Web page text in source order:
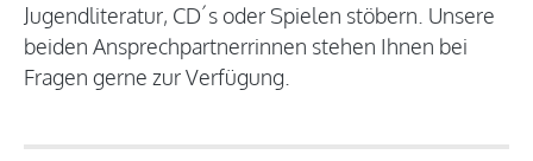
Jugendliteratur, CD´s oder Spielen stöbern. Unsere
beiden Ansprechpartnerrinnen stehen Ihnen bei
Fragen gerne zur Verfügung.